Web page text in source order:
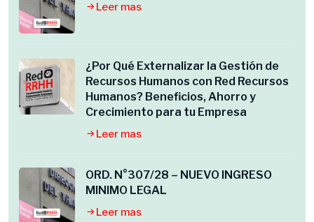
Leer mas
¿Por Qué Externalizar la Gestión de
Recursos Humanos con Red Recursos
Humanos? Beneficios, Ahorro y
Crecimiento para tu Empresa
Leer mas
ORD. N°307/28 – NUEVO INGRESO
MINIMO LEGAL
Leer mas